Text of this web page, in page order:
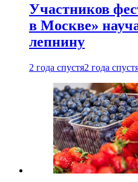
Участников
в Москве»
лепнину
2 года спустя2 года